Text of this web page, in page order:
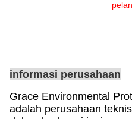
informasi perusahaan
Grace Environmental
adalah perusahaan